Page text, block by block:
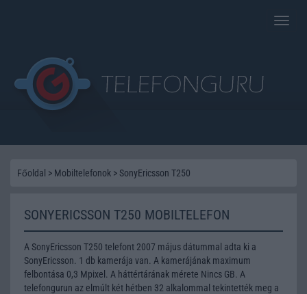
Toggle
Főoldal > Mobiltelefonok > SonyEricsson T250
SONYERICSSON T250 MOBILTELEFON
A SonyEricsson T250 telefont 2007 május dátummal adta ki a
SonyEricsson. 1 db kamerája van. A kamerájának maximum
felbontása 0,3 Mpixel. A háttértárának mérete Nincs GB. A
telefongurun az elmúlt két hétben 32 alkalommal tekintették meg a